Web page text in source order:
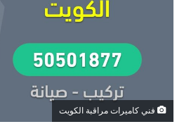
فني كاميرات مراقبة الكويت